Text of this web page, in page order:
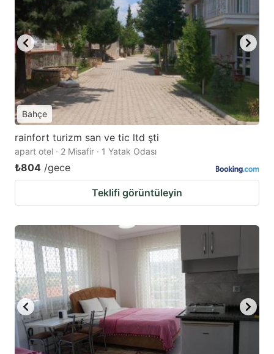
Bahçe
rainfort turizm san ve tic ltd şti
apart otel · 2 Misafir · 1 Yatak Odası
₺804 /gece
Teklifi görüntüleyin